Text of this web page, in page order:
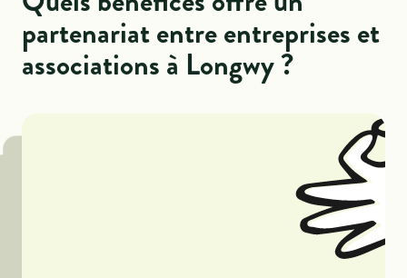
partenariat entre entreprises et
associations à Longwy ?